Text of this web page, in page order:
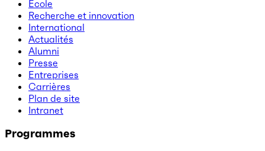
École
Recherche et innovation
International
Actualités
Alumni
Presse
Entreprises
Carrières
Plan de site
Intranet
Programmes